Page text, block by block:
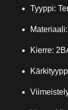
Tyyppi:
Kierre: